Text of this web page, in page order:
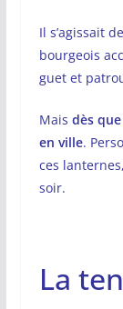
Il s’agissait
bourgeois
guet et
Mais dès
en ville.
ces
soir.
La